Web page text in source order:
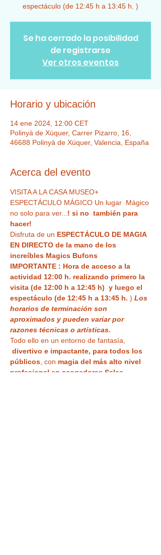
espectáculo (de 12:45 h a 13:45 h. )
Se ha cerrado la posibilidad
de registrarse
Ver otros eventos
Horario y ubicación
14 ene 2024, 12:00 CET
Polinyà de Xúquer, Carrer Pizarro, 16,
46688 Polinyà de Xúquer, Valencia, España
Acerca del evento
VISITA A LA CASA MUSEO+
ESPECTÁCULO MÁGICO Un lugar  Mágico
no solo para ver... ! si no  también para
hacer!
Disfruta de un ESPECTÁCULO DE MAGIA
EN DIRECTO de la mano de los
increíbles Magics Bufons
IMPORTANTE : Hora de acceso a la
actividad 12:00 h. realizando primero la
visita (de 12:00 h a 12:45 h)  y luego el
espectáculo (de 12:45 h a 13:45 h. ) Los
horarios de terminación son
aproximados y pueden variar por
razones técnicas o artísticas.
Todo ello en un entorno de fantasía,
divertivo e impactante, para todos los
públicos , con magia del más alto nivel
profesional en acogedoras Salas